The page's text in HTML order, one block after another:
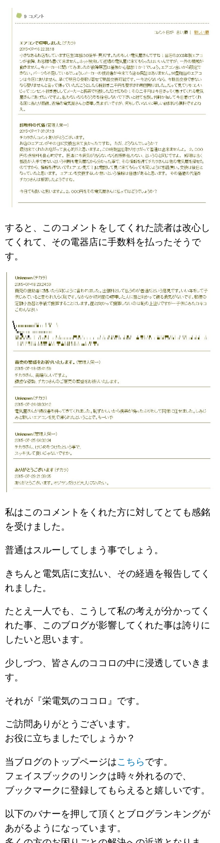
すると、このコメントをしてくれた読者は改心し
てくれて、その電器店に手数料を払ったそうで
す。
私はこのコメントをくれた方に対してとても感銘
を受けました。
普通はスルーしてしまう事でしょう。
きちんと電気店に支払い、その経過を報告してく
れました。
たとえ一人でも、こうして私の考えが分かってく
れた事、このブログが影響してくれた事は誇りに
したいと思います。
少しづつ、皆さんのココロの中に浸透していきま
す。
それが『栄電気のココロ』です。
ご訪問ありがとうございます。
お役に立ちましたでしょうか？
当ブログのトップページはこちらです。
フェイスブックのリンクは時々外れるので、
ブックマークに登録してもらえると嬉しいです。
以下のバナーを押して頂くとブログランキングが
あがるようになっています。